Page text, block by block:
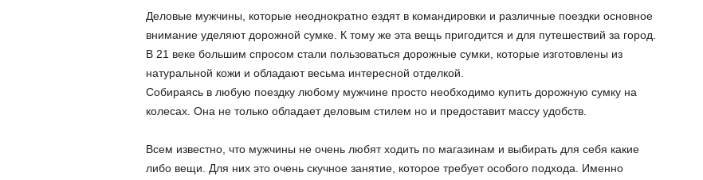
Деловые мужчины, которые неоднократно ездят в командировки и различные поездки основное
внимание уделяют дорожной сумке. К тому же эта вещь пригодится и для путешествий за город.
В 21 веке большим спросом стали пользоваться дорожные сумки, которые изготовлены из
натуральной кожи и обладают весьма интересной отделкой.
Собираясь в любую поездку любому мужчине просто необходимо купить дорожную сумку на
колесах. Она не только обладает деловым стилем но и предоставит массу удобств.
Всем известно, что мужчины не очень любят ходить по магазинам и выбирать для себя какие
либо вещи. Для них это очень скучное занятие, которое требует особого подхода. Именно